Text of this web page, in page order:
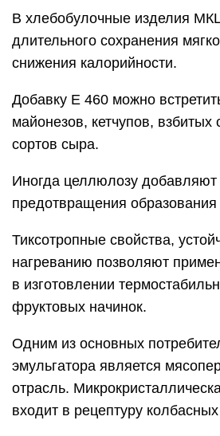
В хлебобулочные изделия
длительного сохранения
снижения калорийности.
Добавку Е 460 можно
майонезов, кетчупов, взбитых
сортов сыра.
Иногда целлюлозу
предотвращения
Тиксотропные свойства,
нагреванию позволяют
в изготовлении
фруктовых начинок.
Одним из основных
эмульгатора является
отрасль.
входит в рецептуру